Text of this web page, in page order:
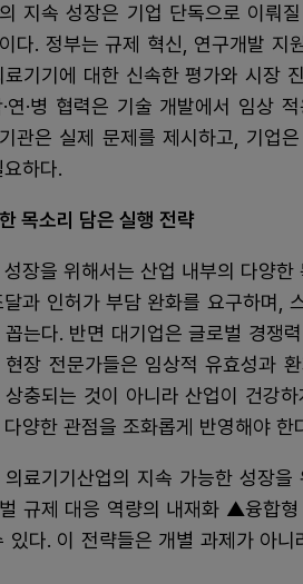
지속 성장은 기업 단독으로 이뤄
다. 정부는 규제 혁신, 연구개발 지
료기기에 대한 신속한 평가와 시장
·연·병 협력은 기술 개발에서 임상
관은 실제 문제를 제시하고, 기업
하다.
목소리 담은 실행 전략
성장을 위해서는 산업 내부의 다양
달과 인허가 부담 완화를 요구하며,
는다. 반면 대기업은 글로벌 경쟁
현장 전문가들은 임상적 유효성과
상충되는 것이 아니라 산업이 건강
다양한 관점을 조화롭게 반영해야 한
의료기기산업의 지속 가능한 성장
규제 대응 역량의 내재화 ▲융합
있다. 이 전략들은 개별 과제가 아